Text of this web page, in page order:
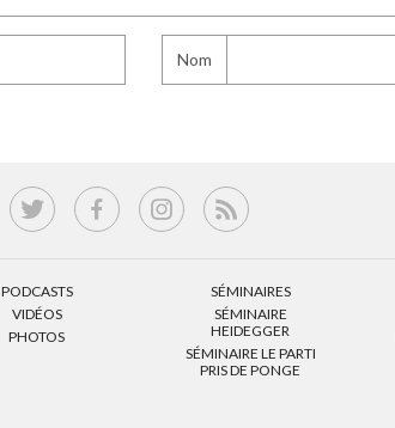
Nom
PODCASTS
VIDÉOS
PHOTOS
SÉMINAIRES
SÉMINAIRE
HEIDEGGER
SÉMINAIRE LE PARTI
PRIS DE PONGE